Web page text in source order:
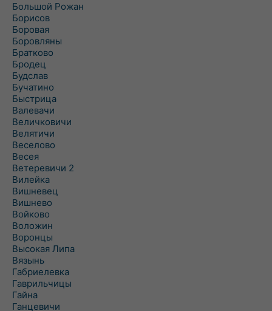
Большой Рожан
Борисов
Боровая
Боровляны
Братково
Бродец
Будслав
Бучатино
Быстрица
Валевачи
Величковичи
Велятичи
Веселово
Весея
Ветеревичи 2
Вилейка
Вишневец
Вишнево
Войково
Воложин
Воронцы
Высокая Липа
Вязынь
Габриелевка
Гаврильчицы
Гайна
Ганцевичи